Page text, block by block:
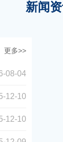
新闻
更多>>
08-04
12-10
12-10